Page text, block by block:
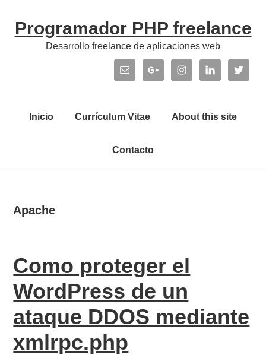
links
Programador PHP freelance
Desarrollo freelance de aplicaciones web
MainInicio Currículum Vitae About this site
Contacto
Apache
Como proteger el
WordPress de un
ataque DDOS mediante
xmlrpc.php